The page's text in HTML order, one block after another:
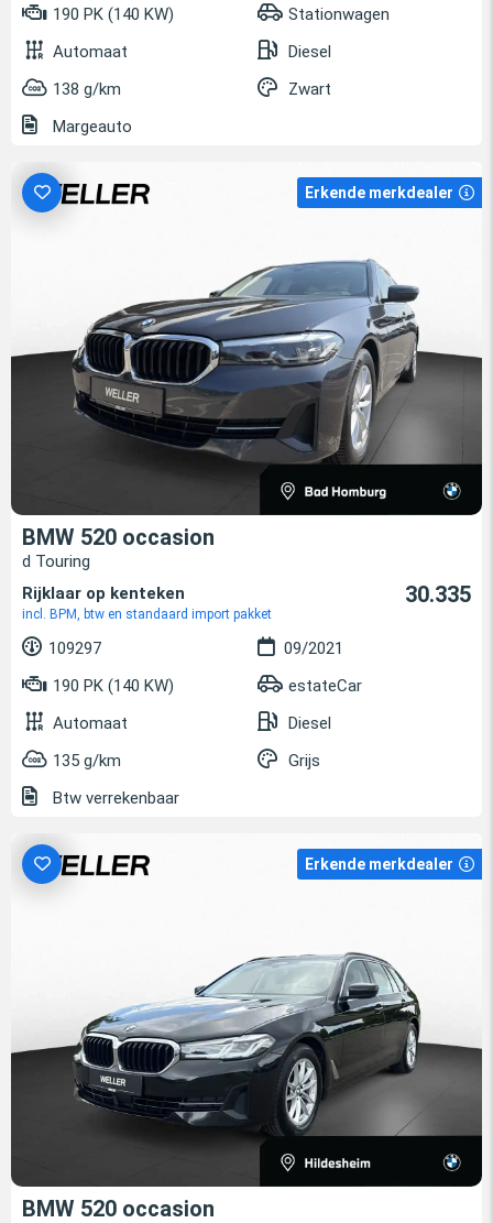
190 PK (140 KW)
Stationwagen
Automaat
Diesel
138 g/km
Zwart
Margeauto
Erkende merkdealer
BMW 520 occasion
d Touring
Rijklaar op kenteken
incl. BPM, btw en standaard import pakket
30.335
109297
09/2021
190 PK (140 KW)
estateCar
Automaat
Diesel
135 g/km
Grijs
Btw verrekenbaar
Erkende merkdealer
BMW 520 occasion